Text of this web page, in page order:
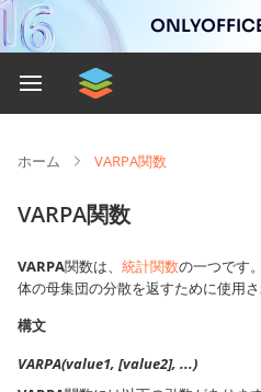
ホーム VARPA関数
VARPA関数
VARPA関数は、 統計関数の一つです
体の母集団の分散を返すために使用さ
構文
VARPA(value1, [value2], ...)